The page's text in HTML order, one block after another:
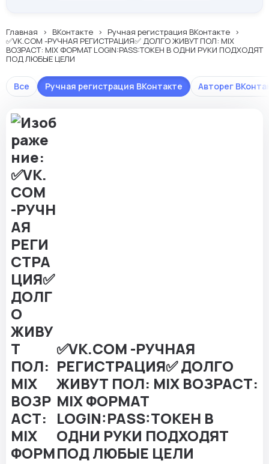
Главная ВКонтакте
Ручная регистрация ВКонтакте
✅VK.COM -РУЧНАЯ РЕГИСТРАЦИЯ✅ ДОЛГО ЖИВУТ ПОЛ: MIX
ВОЗРАСТ: MIX ФОРМАТ LOGIN:PASS:ТОКЕН В ОДНИ РУКИ ПОДХОДЯТ
ПОД ЛЮБЫЕ ЦЕЛИ
Все Авторег
Ручная регистрация ВКонтакте
✅VK.COM -РУЧНАЯ
РЕГИСТРАЦИЯ✅ ДОЛГО
ЖИВУТ ПОЛ: MIX ВОЗРАСТ:
MIX ФОРМАТ
LOGIN:PASS:ТОКЕН В
ОДНИ РУКИ ПОДХОДЯТ
ПОД ЛЮБЫЕ ЦЕЛИ